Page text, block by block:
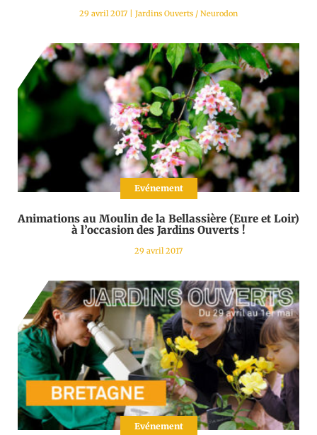
29 avril 2017 | Jardins Ouverts / Neurodon
Evénement
Animations au Moulin de la Bellassière (Eure et Loir)
à l’occasion des Jardins Ouverts !
29 avril 2017
Evénement